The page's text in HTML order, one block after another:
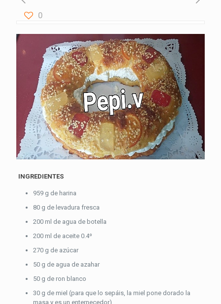
0
INGREDIENTES
959 g de harina
80 g de levadura fresca
200 ml de agua de botella
200 ml de aceite 0.4º
270 g de azúcar
50 g de agua de azahar
50 g de ron blanco
30 g de miel (para que lo sepáis, la miel pone dorado la
masa y es un enternecedor)